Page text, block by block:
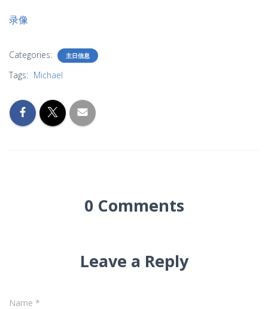
录像
Categories: 主日信息
Tags: Michael
0 Comments
Leave a Reply
Name *